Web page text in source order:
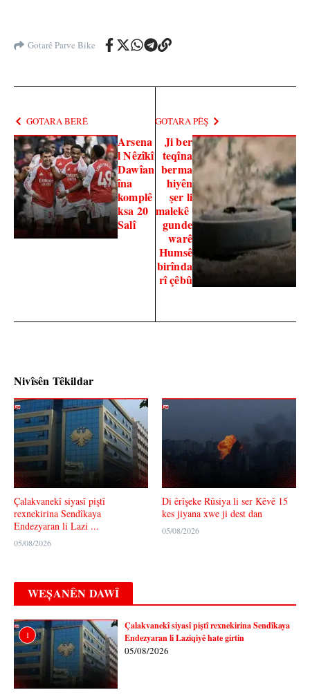
Gotarê Parve Bike
GOTARA BERÊ
Arsena
l Nêzîkî
Dawîan
îna
komplê
ksa 20
Salî
GOTARA PÊŞ
Ji ber
teqîna
berma
hiyên
şer li
malekê
gunde
warê
Humsê
birînda
rî çêbû
Nivîsên Têkildar
Çalakvanekî siyasî piştî
rexnekirina Sendîkaya
Endezyaran li Lazi ...
05/08/2026
Di êrîşeke Rûsiya li ser Kêvê 15
kes jiyana xwe ji dest dan
05/08/2026
WEȘANÊN DAWÎ
1
Çalakvanekî siyasî piştî rexnekirina Sendîkaya
Endezyaran li Laziqiyê hate girtin
05/08/2026